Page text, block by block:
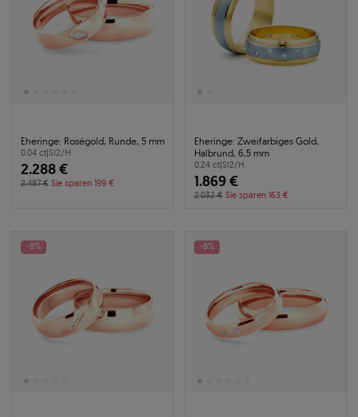
Eheringe: Roségold, Runde, 5 mm
0.04 ct|SI2/H
2.288 €
2.487 € Sie sparen 199 €
Eheringe: Zweifarbiges Gold,
Halbrund, 6,5 mm
0.24 ct|SI2/H
1.869 €
2.032 € Sie sparen 163 €
-8% -8%